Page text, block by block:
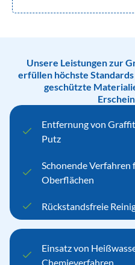
Unsere Leistungen zur
erfüllen höchste
geschützte
Entfernung von
Putz
Schonende
Oberflächen
Rückstandsfreie
Einsatz von
Chemieverfahren